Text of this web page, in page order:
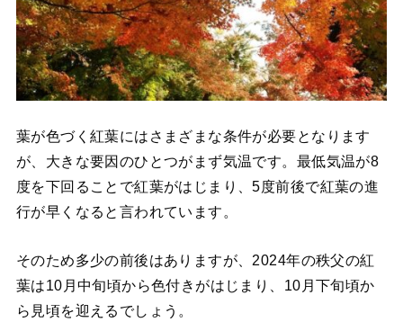
葉が色づく紅葉にはさまざまな条件が必要となります
が、大きな要因のひとつがまず気温です。最低気温が8
度を下回ることで紅葉がはじまり、5度前後で紅葉の進
行が早くなると言われています。
そのため多少の前後はありますが、2024年の秩父の紅
葉は10月中旬頃から色付きがはじまり、10月下旬頃か
ら見頃を迎えるでしょう。